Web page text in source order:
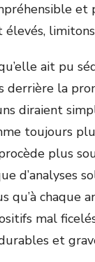
et
élevés,
ait pu
derrière la
diraient
toujours
plus
d’analyses
qu’à chaque
mal
et